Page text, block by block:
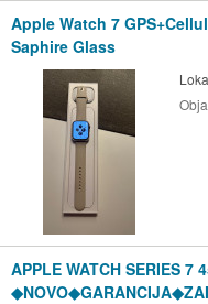
Apple Watch 7
Saphire Glass
APPLE WATCH SERIES 7